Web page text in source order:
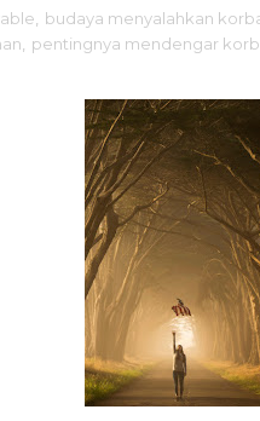
budaya menyalahkan
pentingnya mendengar